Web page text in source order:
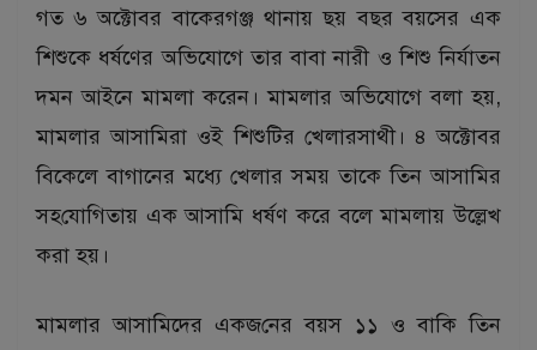
গত ৬ অক্টোবর বাকেরগঞ্জ থানায় ছয় বছর বয়সের এক
শিশুকে ধর্ষণের অভিযোগে তার বাবা নারী ও শিশু নির্যাতন
দমন আইনে মামলা করেন। মামলার অভিযোগে বলা হয়,
মামলার আসামিরা ওই শিশুটির খেলারসাথী। ৪ অক্টোবর
বিকেলে বাগানের মধ্যে খেলার সময় তাকে তিন আসামির
সহ‌যোগিতায় এক আসামি ধর্ষণ করে বলে মামলায় উল্লেখ
করা হয়।
মামলার আসামিদের একজ‌নের বয়স ১১ ও বাকি তিন